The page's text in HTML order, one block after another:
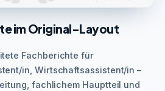
im Original-Layout
Fachberichte für
in, Wirtschaftsassistent/in –
fachlichem Hauptteil und